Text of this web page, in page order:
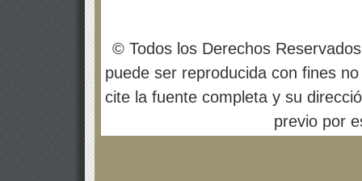
© Todos los Derechos
puede ser reproducida con fines
cite la fuente completa y su
previo por